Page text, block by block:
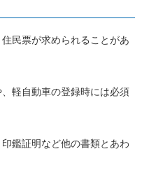
民票が求められることがあ
軽自動車の登録時には必須
鑑証明など他の書類とあわ